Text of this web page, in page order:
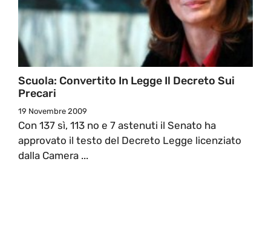
Scuola: Convertito In Legge Il Decreto Sui
Precari
19 Novembre 2009
Con 137 sì, 113 no e 7 astenuti il Senato ha
approvato il testo del Decreto Legge licenziato
dalla Camera ...